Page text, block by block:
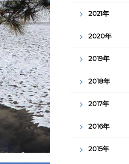
2021年
2020年
2019年
2018年
2017年
2016年
2015年